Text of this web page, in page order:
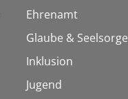
Ehrenamt
Glaube & Seelsorge
Inklusion
Jugend